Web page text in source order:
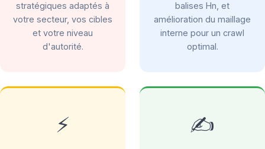
stratégiques adaptés à
votre secteur, vos cibles
et votre niveau
d'autorité.
balises Hn, et
amélioration du maillage
interne pour un crawl
optimal.
⚡ ✍️